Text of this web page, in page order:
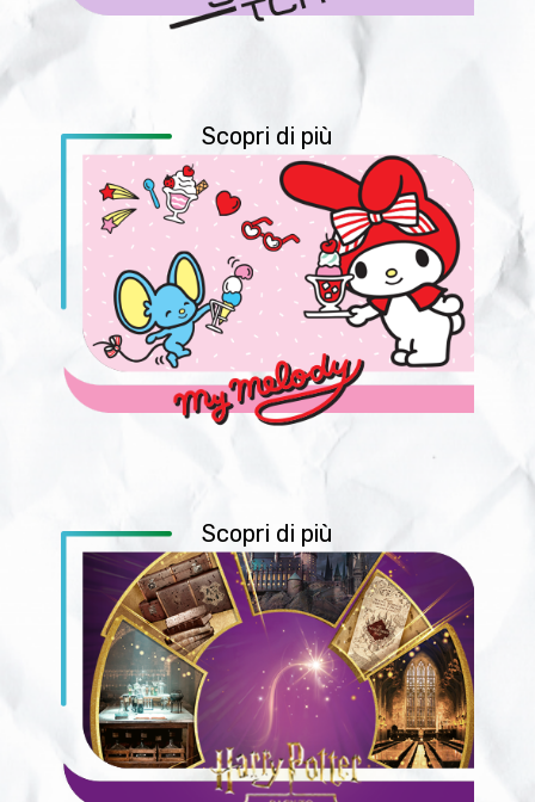
Scopri di più
Scopri di più